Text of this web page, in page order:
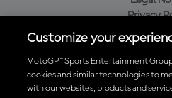
Privacy
Purchase
Baixe o aplicativo
Customize your
MotoGP™ Sports Entertainment
cookies and similar technologies to
with our websites, products and